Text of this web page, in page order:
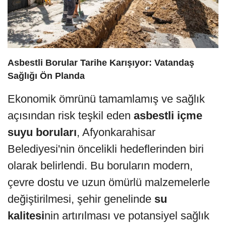
Asbestli Borular Tarihe Karışıyor: Vatandaş
Sağlığı Ön Planda
Ekonomik ömrünü tamamlamış ve sağlık
açısından risk teşkil eden asbestli içme
suyu boruları, Afyonkarahisar
Belediyesi'nin öncelikli hedeflerinden biri
olarak belirlendi. Bu boruların modern,
çevre dostu ve uzun ömürlü malzemelerle
değiştirilmesi, şehir genelinde su
kalitesinin artırılması ve potansiyel sağlık